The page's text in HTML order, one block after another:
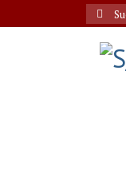
Suche
nach: